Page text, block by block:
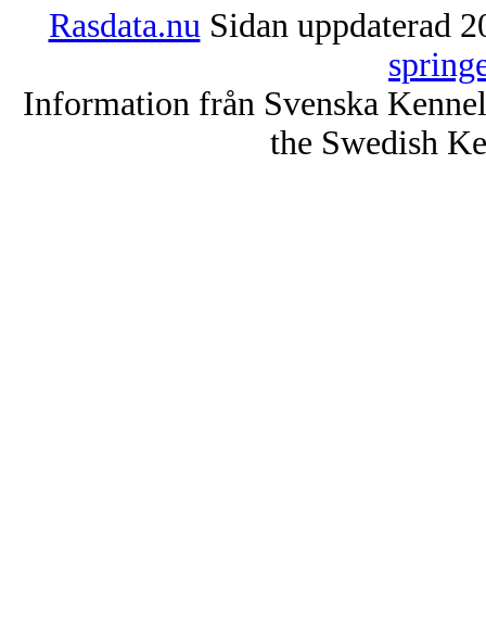
Rasdata.nu Sidan uppdaterad
Information från Svenska
the Swedish